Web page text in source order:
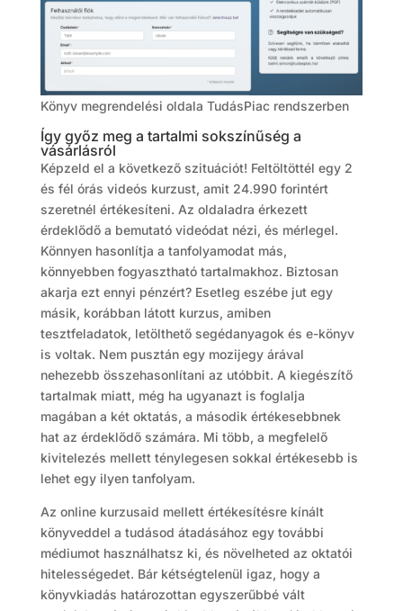
Könyv megrendelési oldala TudásPiac rendszerben
Így győz meg a tartalmi sokszínűség a
vásárlásról
Képzeld el a következő szituációt! Feltöltöttél egy 2
és fél órás videós kurzust, amit 24.990 forintért
szeretnél értékesíteni. Az oldaladra érkezett
érdeklődő a bemutató videódat nézi, és mérlegel.
Könnyen hasonlítja a tanfolyamodat más,
könnyebben fogyasztható tartalmakhoz. Biztosan
akarja ezt ennyi pénzért? Esetleg eszébe jut egy
másik, korábban látott kurzus, amiben
tesztfeladatok, letölthető segédanyagok és e-könyv
is voltak. Nem pusztán egy mozijegy árával
nehezebb összehasonlítani az utóbbit. A kiegészítő
tartalmak miatt, még ha ugyanazt is foglalja
magában a két oktatás, a második értékesebbnek
hat az érdeklődő számára. Mi több, a megfelelő
kivitelezés mellett ténylegesen sokkal értékesebb is
lehet egy ilyen tanfolyam.
Az online kurzusaid mellett értékesítésre kínált
könyveddel a tudásod átadásához egy további
médiumot használhatsz ki, és növelheted az oktatói
hitelességedet. Bár kétségtelenül igaz, hogy a
könyvkiadás határozottan egyszerűbbé vált